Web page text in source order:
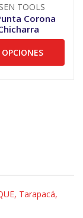
TOOLS
Corona
Tarapacá,